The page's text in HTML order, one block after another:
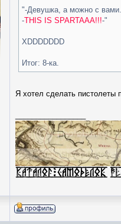
"-Девушка, а можно с
-THIS IS SPARTAAA!!!-"
XDDDDDDD
Итог: 8-ка.
Я хотел сделать пистолеты